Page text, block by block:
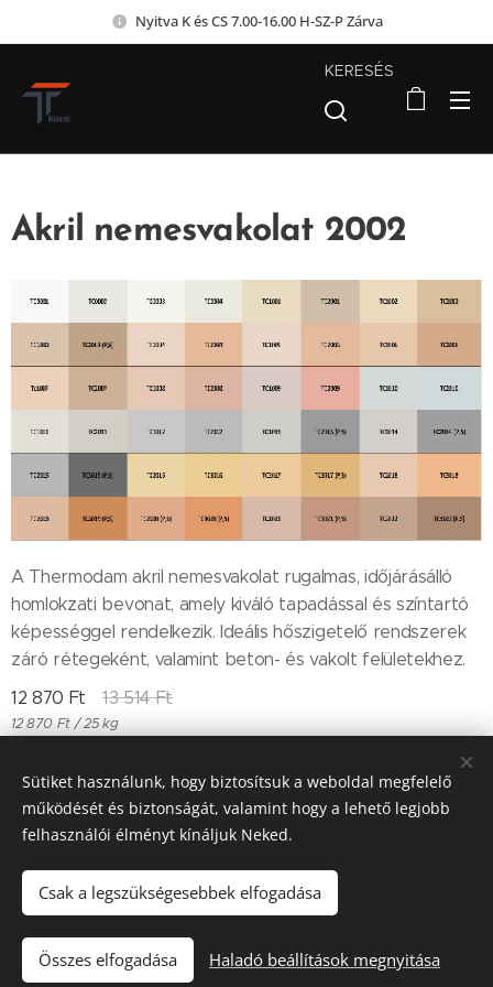
Nyitva K és CS 7.00-16.00 H-SZ-P Zárva
KERESÉS
Akril nemesvakolat 2002
A Thermodam akril nemesvakolat rugalmas, időjárásálló
homlokzati bevonat, amely kiváló tapadással és színtartó
képességgel rendelkezik. Ideális hőszigetelő rendszerek
záró rétegeként, valamint beton- és vakolt felületekhez.
12 870 Ft 13 514Ft
12 870 Ft / 25 kg
Kosárba
Till "96" Kft Adószán: 11385497-2-05
Sütiket használunk, hogy biztosítsuk a weboldal megfelelő
működését és biztonságát, valamint hogy a lehető legjobb
felhasználói élményt kínáljuk Neked.
Csak a legszükségesebbek elfogadása
Összes elfogadása Haladó beállítások megnyitása